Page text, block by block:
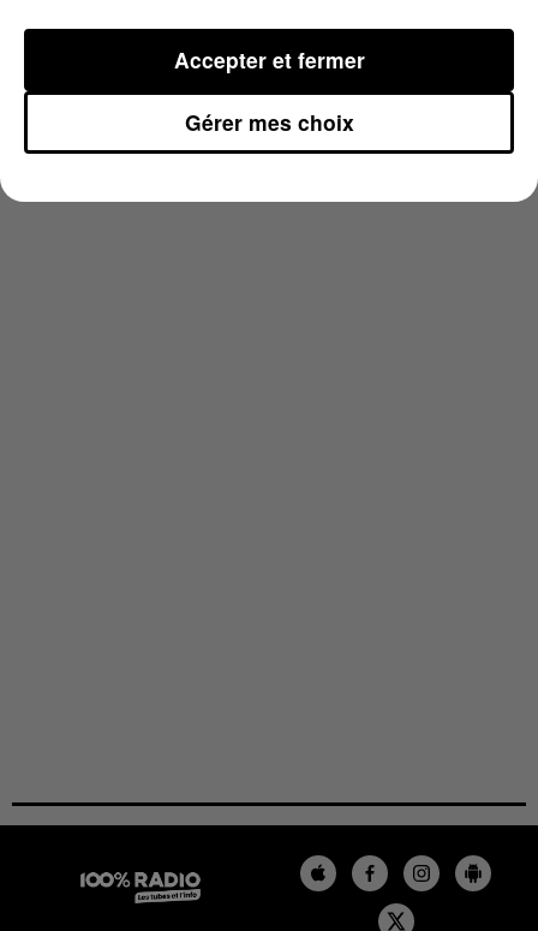
aussi assister la "BR". Les entourages des trois
protagonistes devraient être passés au crible pour
vérifier s'ils avaient un litige, et de quel ordre.
Gérer mes choix
Accepter et fermer